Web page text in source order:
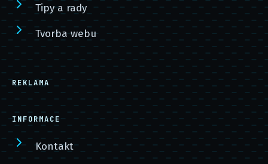
Tipy a rady
Tvorba webu
REKLAMA
INFORMACE
Kontakt